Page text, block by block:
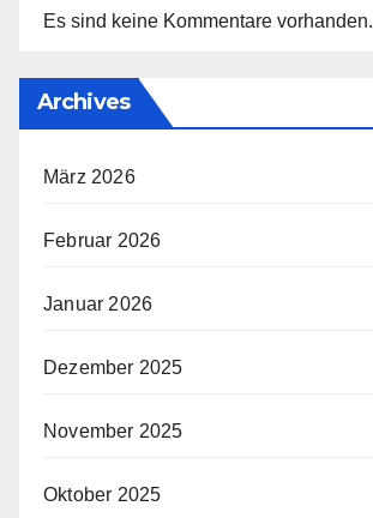
Es sind keine Kommentare vorhanden.
Archives
März 2026
Februar 2026
Januar 2026
Dezember 2025
November 2025
Oktober 2025